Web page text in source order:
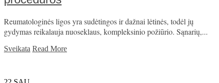
Reumatologinės ligos yra sudėtingos ir dažnai lėtinės, todėl jų
gydymas reikalauja nuoseklaus, kompleksinio požiūrio. Sąnarių,...
Sveikata Read More